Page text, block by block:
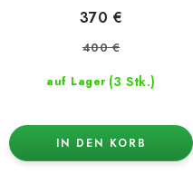
auf Lager (3 Stk.)
370 €
400 €
IN DEN KORB